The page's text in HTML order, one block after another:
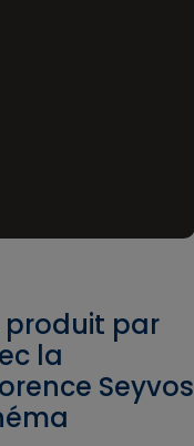
produit par
la
Seyvos